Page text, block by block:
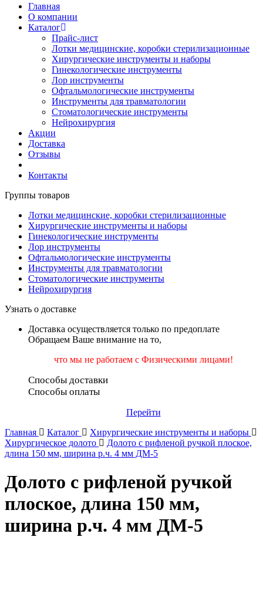
Главная
О компании
Каталог
Прайс-лист
Лотки медицинские, коробки стерилизационные
Хирургические инструменты и наборы
Гинекологические инструменты
Лор инструменты
Офтальмологические инструменты
Инструменты для травматологии
Стоматологические инструменты
Нейрохирургия
Акции
Доставка
Отзывы
Контакты
Группы товаров
Лотки медицинские, коробки стерилизационные
Хирургические инструменты и наборы
Гинекологические инструменты
Лор инструменты
Офтальмологические инструменты
Инструменты для травматологии
Стоматологические инструменты
Нейрохирургия
Узнать о доставке
Доставка осуществляется только по предоплате
Обращаем Ваше внимание на то,
что мы не работаем с Физическими лицами!
Способы доставки
Способы оплаты
Перейти
Главная
Каталог
Хирургические инструменты и наборы
Хирургическое долото
Долото с рифленой ручкой плоское,
длина 150 мм, ширина р.ч. 4 мм ДМ-5
Долото с рифленой ручкой
плоское, длина 150 мм,
ширина р.ч. 4 мм ДМ-5